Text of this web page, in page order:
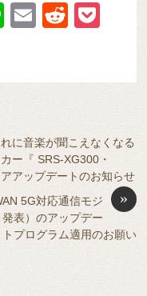
Li
E
R
di et
に音楽が聞こえなくなる
ー『 SRS-XG300・
アップデートのお知らせ
»
5G対応通信モジ
表）のアップデー
トプログラム適用のお願い